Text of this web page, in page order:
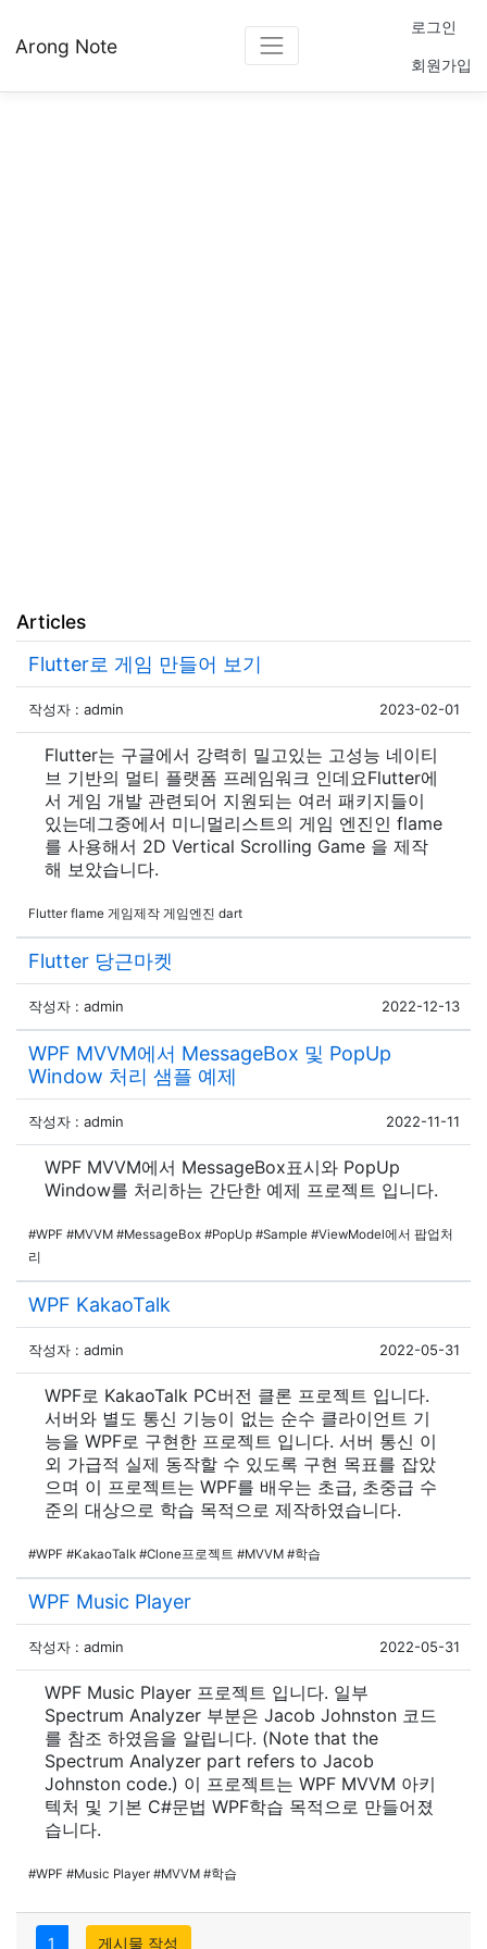
Arong Note
로그인
회원가입
Articles
Flutter로 게임 만들어 보기
작성자 : admin 2023-02-01
Flutter는 구글에서 강력히 밀고있는 고성능 네이티
브 기반의 멀티 플랫폼 프레임워크 인데요Flutter에
서 게임 개발 관련되어 지원되는 여러 패키지들이
있는데그중에서 미니멀리스트의 게임 엔진인 flame
를 사용해서 2D Vertical Scrolling Game 을 제작
해 보았습니다.
Flutter flame 게임제작 게임엔진 dart
Flutter 당근마켓
작성자 : admin 2022-12-13
WPF MVVM에서 MessageBox 및 PopUp
Window 처리 샘플 예제
작성자 : admin 2022-11-11
WPF MVVM에서 MessageBox표시와 PopUp
Window를 처리하는 간단한 예제 프로젝트 입니다.
#WPF #MVVM #MessageBox #PopUp #Sample #ViewModel에서 팝업처
리
WPF KakaoTalk
작성자 : admin 2022-05-31
WPF로 KakaoTalk PC버전 클론 프로젝트 입니다.
서버와 별도 통신 기능이 없는 순수 클라이언트 기
능을 WPF로 구현한 프로젝트 입니다. 서버 통신 이
외 가급적 실제 동작할 수 있도록 구현 목표를 잡았
으며 이 프로젝트는 WPF를 배우는 초급, 초중급 수
준의 대상으로 학습 목적으로 제작하였습니다.
#WPF #KakaoTalk #Clone프로젝트 #MVVM #학습
WPF Music Player
작성자 : admin 2022-05-31
WPF Music Player 프로젝트 입니다. 일부
Spectrum Analyzer 부분은 Jacob Johnston 코드
를 참조 하였음을 알립니다. (Note that the
Spectrum Analyzer part refers to Jacob
Johnston code.) 이 프로젝트는 WPF MVVM 아키
텍처 및 기본 C#문법 WPF학습 목적으로 만들어졌
습니다.
#WPF #Music Player #MVVM #학습
1 게시물 작성